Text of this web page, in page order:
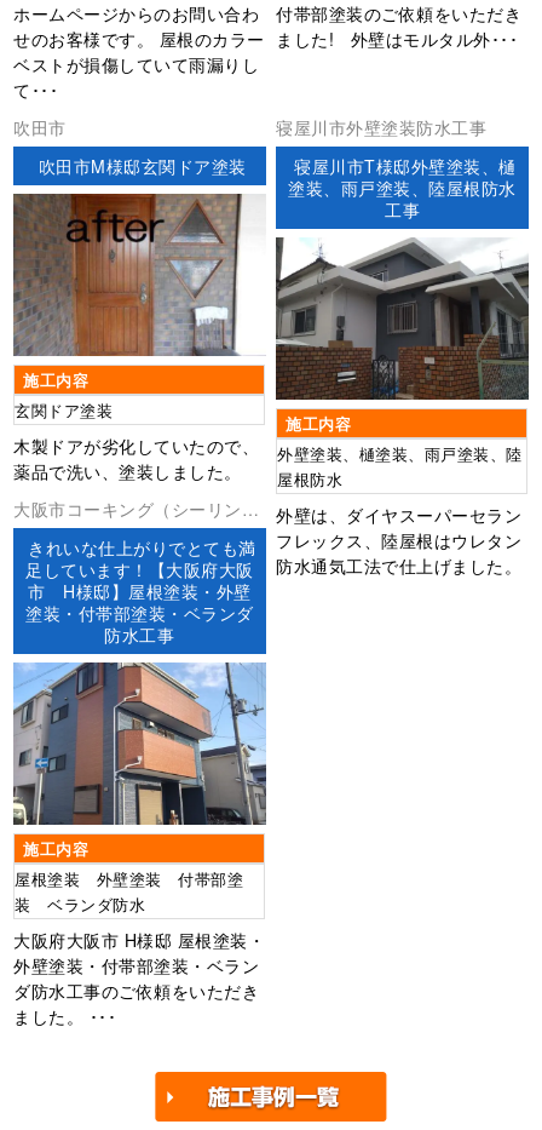
ホームページからのお問い合わ
せのお客様です。 屋根のカラー
ベストが損傷していて雨漏りし
て･･･
付帯部塗装のご依頼をいただき
ました! 外壁はモルタル外･･･
吹田市
吹田市M様邸玄関ドア塗装
施工内容
玄関ドア塗装
木製ドアが劣化していたので、
薬品で洗い、塗装しました。
寝屋川市外壁塗装防水工事
寝屋川市T様邸外壁塗装、樋
塗装、雨戸塗装、陸屋根防水
工事
施工内容
外壁塗装、樋塗装、雨戸塗装、陸
屋根防水
外壁は、ダイヤスーパーセラン
フレックス、陸屋根はウレタン
防水通気工法で仕上げました。
大阪市コーキング（シーリン
グ）ベランダ防水外壁塗装屋根
塗装防水工事
きれいな仕上がりでとても満
足しています！【大阪府大阪
市 H様邸】屋根塗装・外壁
塗装・付帯部塗装・ベランダ
防水工事
施工内容
屋根塗装 外壁塗装 付帯部塗
装 ベランダ防水
大阪府大阪市 H様邸 屋根塗装・
外壁塗装・付帯部塗装・ベラン
ダ防水工事のご依頼をいただき
ました。 ･･･